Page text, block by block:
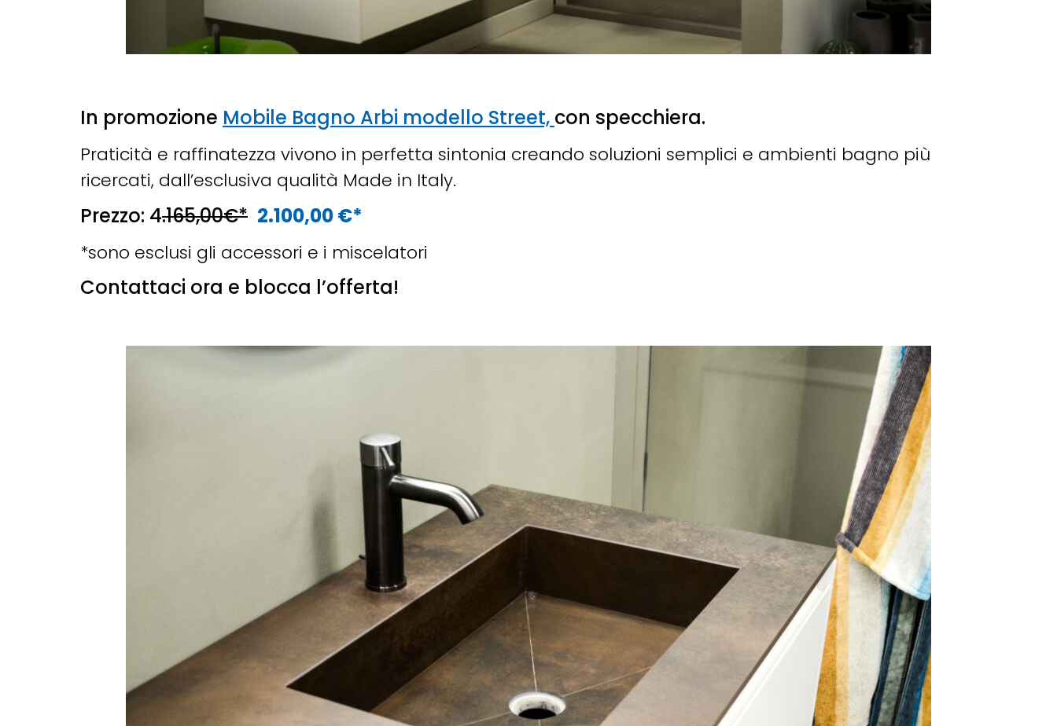
In promozione Mobile Bagno Arbi modello Street, con specchiera.
Praticità e raffinatezza vivono in perfetta sintonia creando soluzioni semplici e ambienti bagno più
ricercati, dall’esclusiva qualità Made in Italy.
Prezzo: 4.165,00€* 2.100,00 €*
*sono esclusi gli accessori e i miscelatori
Contattaci ora e blocca l’offerta!